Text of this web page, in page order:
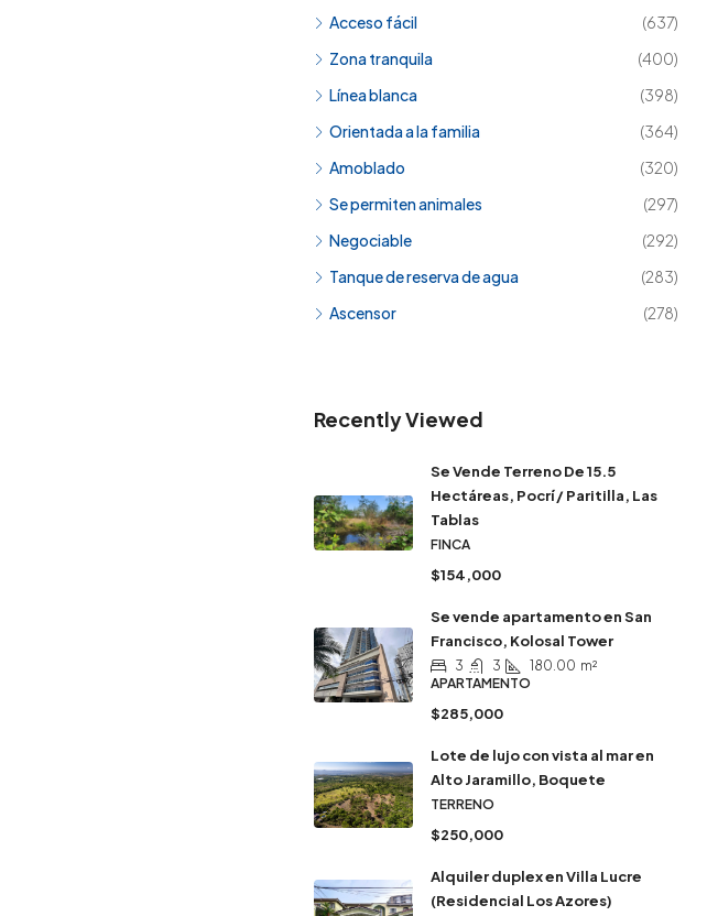
Acceso fácil
(637)
Zona tranquila
(400)
Línea blanca
(398)
Orientada a la familia
(364)
Amoblado
(320)
Se permiten animales
(297)
Negociable
(292)
Tanque de reserva de agua
(283)
Ascensor
(278)
Recently Viewed
Se Vende Terreno De 15.5
Hectáreas, Pocrí / Paritilla, Las
Tablas
FINCA
$154,000
Se vende apartamento en San
Francisco, Kolosal Tower
3 3 180.00 m²
APARTAMENTO
$285,000
Lote de lujo con vista al mar en
Alto Jaramillo, Boquete
TERRENO
$250,000
Alquiler duplex en Villa Lucre
(Residencial Los Azores)